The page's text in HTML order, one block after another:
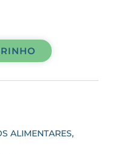
ALIMENTARES,